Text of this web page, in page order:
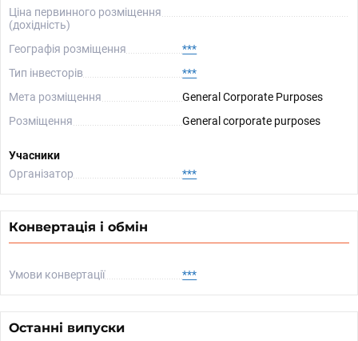
Ціна первинного розміщення
(дохідність)
Географія розміщення
***
Тип інвесторів
***
Мета розміщення
General Corporate Purposes
Розміщення
General corporate purposes
Учасники
Організатор
***
Конвертація і обмін
Умови конвертації ***
Останні випуски